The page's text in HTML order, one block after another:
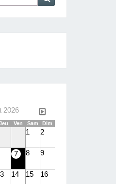
2026
Ven Sam Dim
1 2
7 8 9
14 15 16